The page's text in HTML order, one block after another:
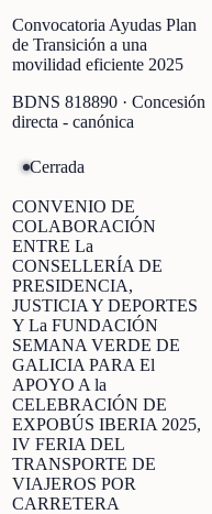
Convocatoria Ayudas Plan
de Transición a una
movilidad eficiente 2025
BDNS 818890 · Concesión
directa - canónica
Cerrada
CONVENIO DE
COLABORACIÓN
ENTRE La
CONSELLERÍA DE
PRESIDENCIA,
JUSTICIA Y DEPORTES
Y La FUNDACIÓN
SEMANA VERDE DE
GALICIA PARA El
APOYO A la
CELEBRACIÓN DE
EXPOBÚS IBERIA 2025,
IV FERIA DEL
TRANSPORTE DE
VIAJEROS POR
CARRETERA